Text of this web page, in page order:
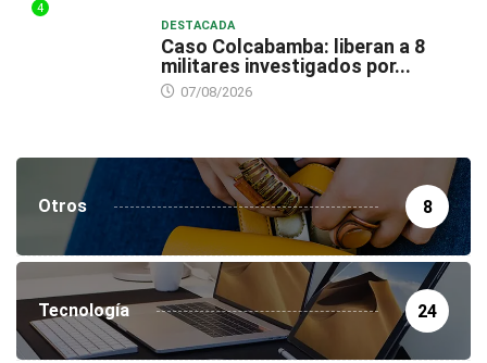
4
DESTACADA
Caso Colcabamba: liberan a 8
militares investigados por...
07/08/2026
Otros 8
Tecnología 24